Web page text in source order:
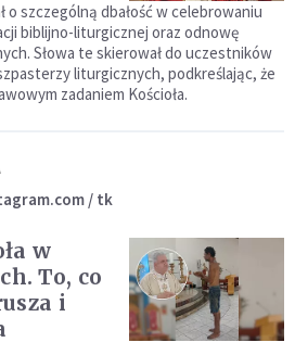
o szczególną dbałość w celebrowaniu
biblijno-liturgicznej oraz odnowę
Słowa te skierował do uczestników
liturgicznych, podkreślając, że
zadaniem Kościoła.
/ tk
w
To, co
i